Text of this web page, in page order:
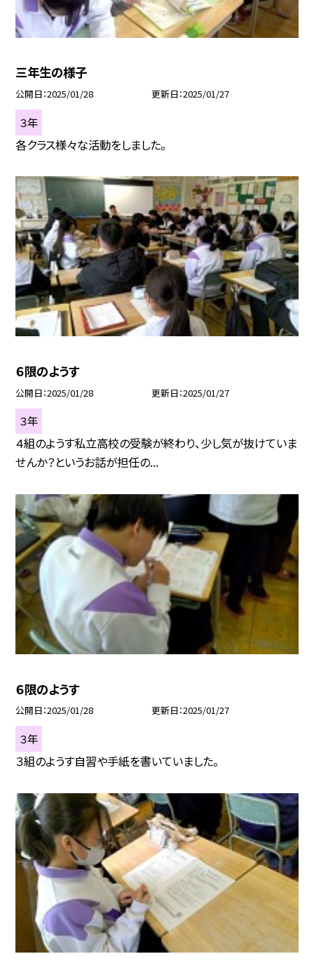
三年生の様子
公開日 2025/01/28 更新日 2025/01/27
３年
各クラス様々な活動をしました。
６限のようす
公開日 2025/01/28 更新日 2025/01/27
３年
４組のようす私立高校の受験が終わり、少し気が抜けていま
せんか？というお話が担任の...
６限のようす
公開日 2025/01/28 更新日 2025/01/27
３年
３組のようす自習や手紙を書いていました。